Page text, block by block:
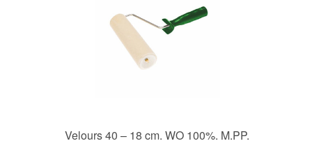
Velours 40 – 18 cm. WO 100%. M.PP.